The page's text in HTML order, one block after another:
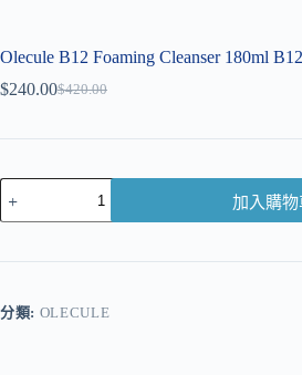
Olecule B12 Foaming Cleanser 180ml
$420.00
$240.00
加入購物
r
分類: OLECULE